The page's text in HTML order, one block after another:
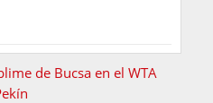
de Bucsa en el WTA